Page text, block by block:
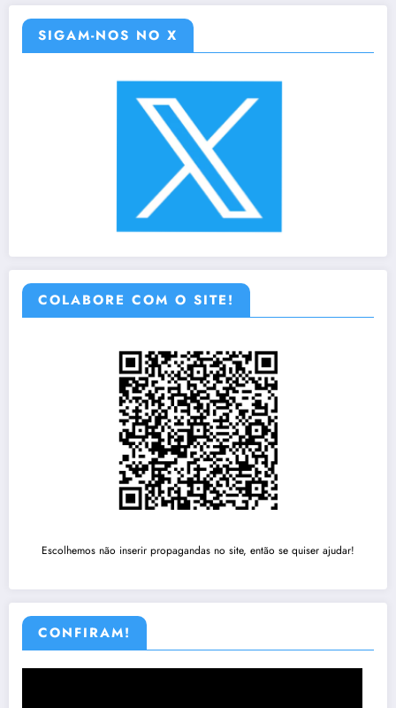
SIGAM-NOS NO X
COLABORE COM O SITE!
Escolhemos não inserir propagandas no site, então se quiser ajudar!
CONFIRAM!